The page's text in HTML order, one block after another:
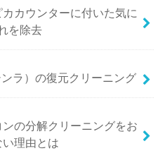
カウンターに付いた気に
を除去
ラ）の復元クリーニング
の分解クリーニングをお
理由とは